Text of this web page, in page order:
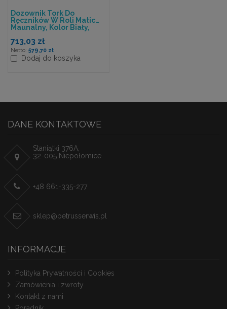
Dozownik Tork Do
Ręczników W Roli Matic
Maunalny, Kolor Biały,
713,03 zł
579,70 zł
Dodaj do koszyka
DANE KONTAKTOWE
Staniątki 376A,
32-005 Niepołomice
+48 661-335-277
sklep@petrusserwis.pl
INFORMACJE
Polityka Prywatności i Cookies
Zamówienia i zwroty
Kontakt z nami